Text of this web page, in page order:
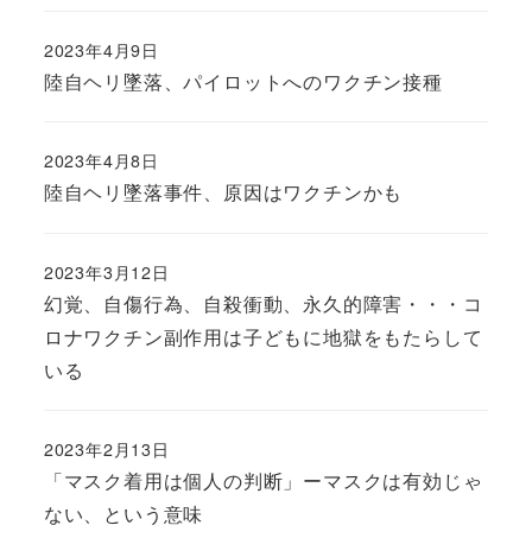
陸自ヘリ墜落、パイロットへのワクチン接種
2023年4月9日
陸自ヘリ墜落事件、原因はワクチンかも
2023年4月8日
幻覚、自傷行為、自殺衝動、永久的障害・・・コ
ロナワクチン副作用は子どもに地獄をもたらして
いる
2023年3月12日
「マスク着用は個人の判断」ーマスクは有効じゃ
ない、という意味
2023年2月13日